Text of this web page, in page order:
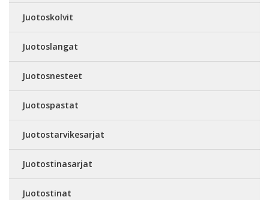
Juotoskolvit
Juotoslangat
Juotosnesteet
Juotospastat
Juotostarvikesarjat
Juotostinasarjat
Juotostinat